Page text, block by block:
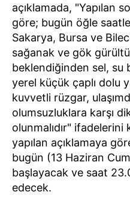
açıklamada, "Yapılan
göre; bugün öğle
Sakarya, Bursa ve
sağanak ve gök
beklendiğinden sel, su
yerel küçük çaplı dolu
kuvvetli rüzgar,
olumsuzluklara karşı
olunmalıdır"
yapılan açıklamaya
bugün (13 Haziran
başlayacak ve saat
edecek.